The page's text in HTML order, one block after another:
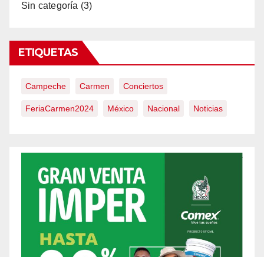
Sin categoría (3)
ETIQUETAS
Campeche Carmen Conciertos
FeriaCarmen2024 México Nacional Noticias